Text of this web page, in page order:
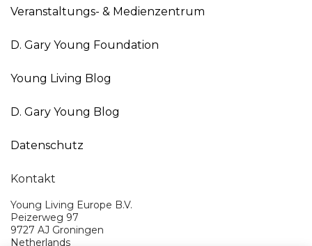
Veranstaltungs- & Medienzentrum
D. Gary Young Foundation
Young Living Blog
D. Gary Young Blog
Datenschutz
Kontakt
Young Living Europe B.V.
Peizerweg 97
9727 AJ Groningen
Netherlands